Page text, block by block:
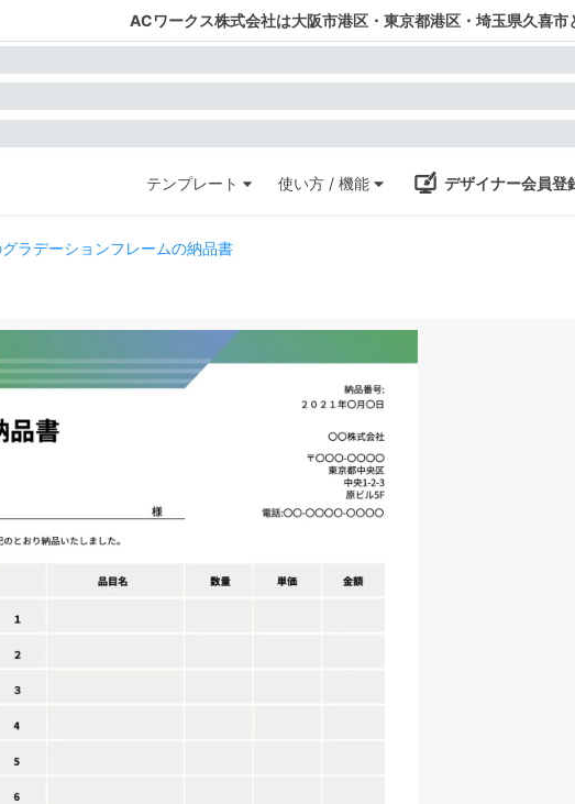
ACワークス株式会社は大阪市港区・東京都港区・埼玉県久喜市
テンプレート 使い方 / 機能 デザイナー会員登
ラデーションフレームの納品書